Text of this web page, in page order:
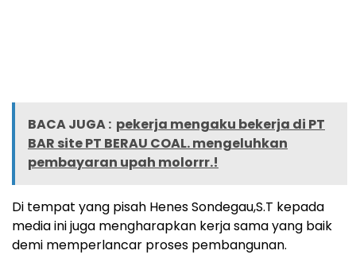
BACA JUGA : pekerja mengaku bekerja di PT
BAR site PT BERAU COAL. mengeluhkan
pembayaran upah molorrr.!
Di tempat yang pisah Henes Sondegau,S.T kepada
media ini juga mengharapkan kerja sama yang baik
demi memperlancar proses pembangunan.